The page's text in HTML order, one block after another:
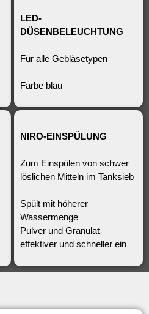
LED-
DÜSENBELEUCHTUNG
Für alle Gebläsetypen
Farbe blau
NIRO-EINSPÜLUNG
Zum Einspülen von schwer
löslichen Mitteln im Tanksieb
Spült mit höherer
Wassermenge
Pulver und Granulat
effektiver und schneller ein